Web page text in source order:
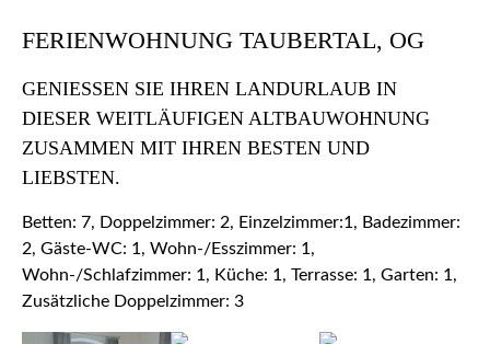
FERIENWOHNUNG TAUBERTAL, OG
GENIESSEN SIE IHREN LANDURLAUB IN D
IESER WEITLÄUFIGEN ALTBAUWOHNUNG Z
USAMMEN MIT IHREN BESTEN UND L
IEBSTEN.
Betten: 7, Doppelzimmer: 2, Einzelzimmer:1, Badezimmer:
2, Gäste-WC: 1, Wohn-/Esszimmer: 1,
Wohn-/Schlafzimmer: 1, Küche: 1, Terrasse: 1, Garten: 1,
Zusätzliche Doppelzimmer: 3